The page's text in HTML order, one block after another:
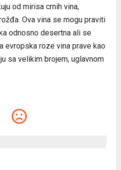
od mirisa crnih vina,
Ova vina se mogu praviti
odnosno desertna ali se
evropska roze vina prave kao
sa velikim brojem, uglavnom